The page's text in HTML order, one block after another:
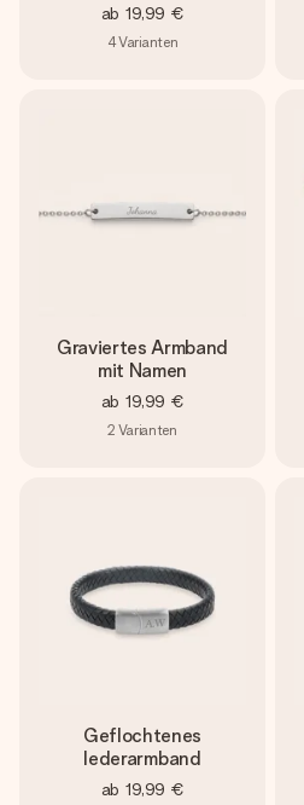
ab 19,99 €
4Varianten
Graviertes Armband
mit Namen
ab 19,99 €
2 Varianten
Geflochtenes
lederarmband
ab 19,99 €